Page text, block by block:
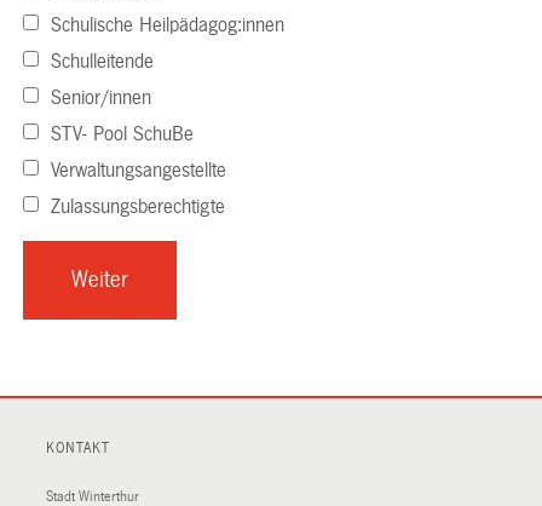
Schulische Heilpädagog:innen
Schulleitende
Senior/innen
STV- Pool SchuBe
Verwaltungsangestellte
Zulassungsberechtigte
KONTAKT
Stadt Winterthur